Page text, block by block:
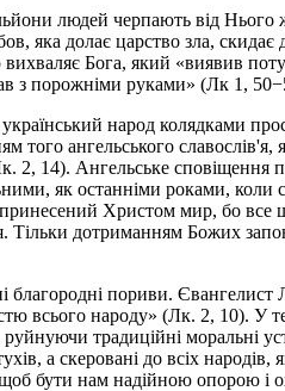
людей черпають від
яка долає царство зла,
Бога, який «виявив
з порожніми руками» (Лк 1,
народ колядками
ангельського славослів'я,
14). Ангельське сповіщення
як останніми роками, коли
Христом мир, бо
дотриманням Божих
пориви.
всього народу» (Лк. 2, 10). У
традиційні моральні
а скеровані до всіх
бути нам надійною опорою і